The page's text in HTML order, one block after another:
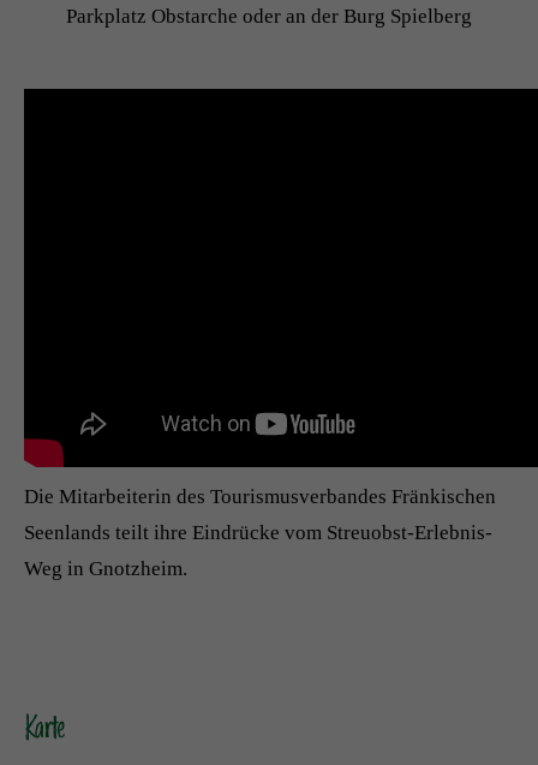
Parkplatz Obstarche oder an der Burg Spielberg
Die Mitarbeiterin des Tourismusverbandes Fränkischen
Seenlands teilt ihre Eindrücke vom Streuobst-Erlebnis-
Weg in Gnotzheim.
Karte